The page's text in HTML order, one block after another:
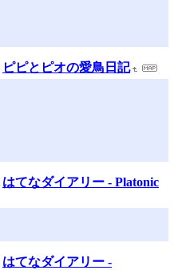
ピピとピオの愛鳥日記
はてなダイアリー - Platonic
はてなダイアリー -